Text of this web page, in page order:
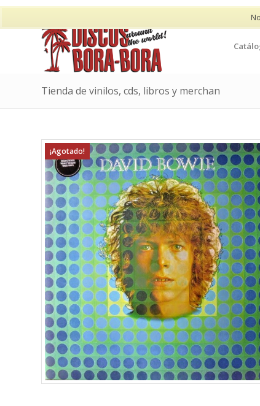
Tienda de vinilos, cds, libros y merchan
¡Agotado!